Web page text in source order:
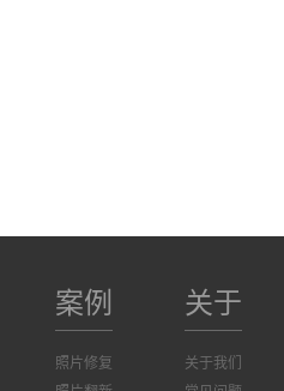
案例
照片修复
关于
关于我们